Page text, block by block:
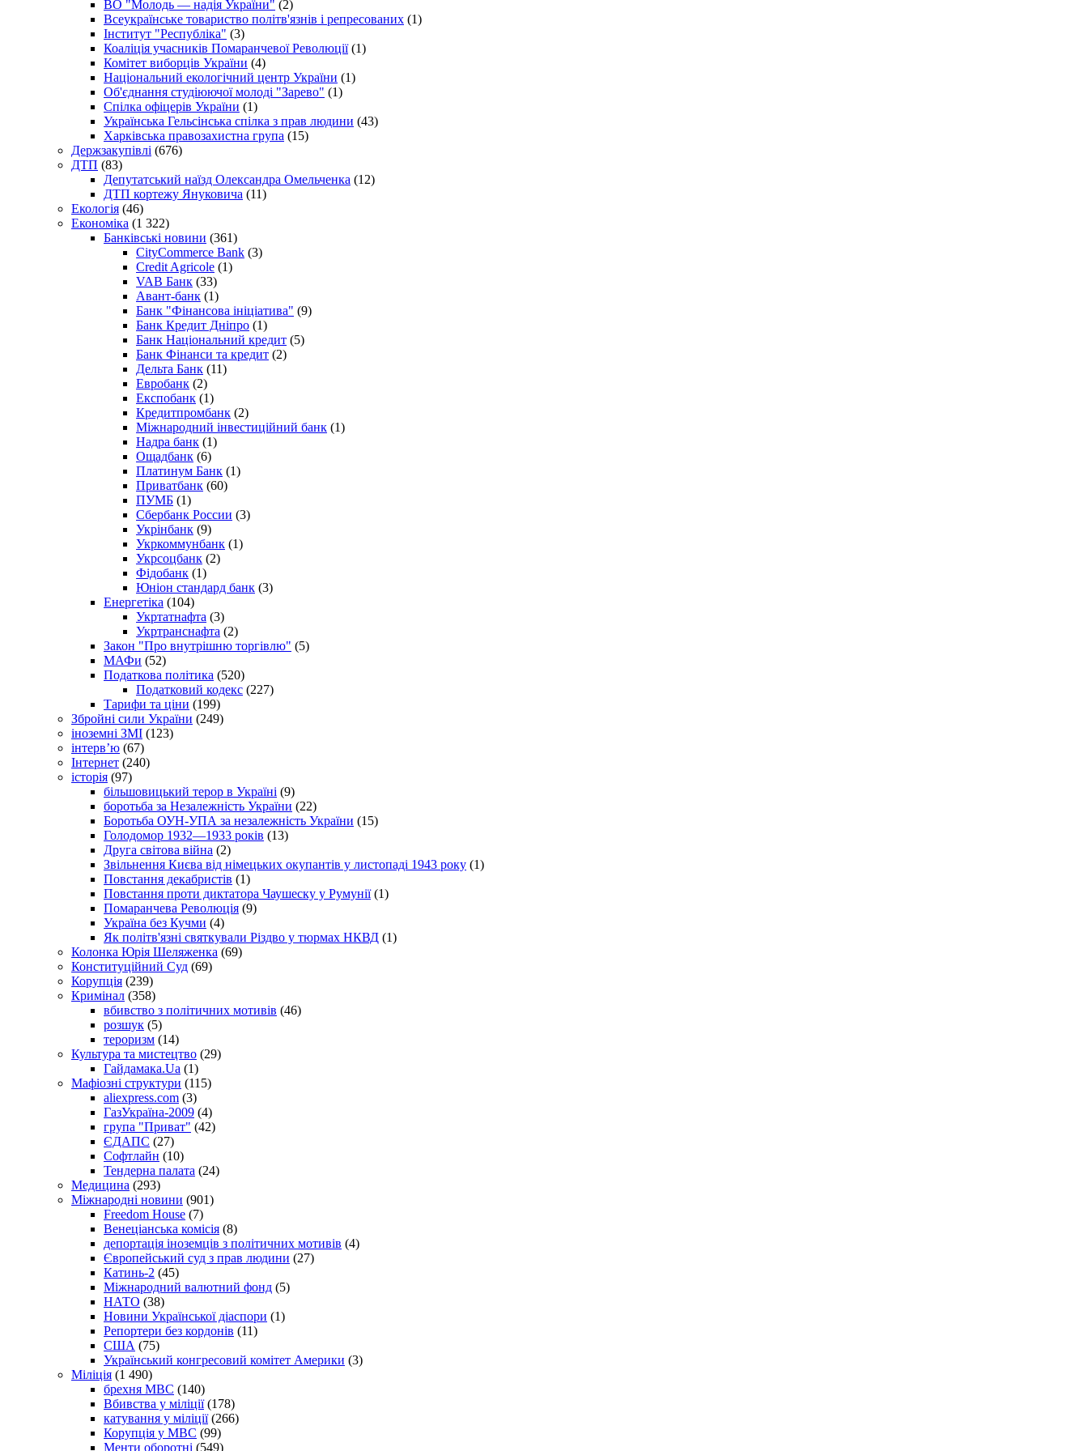
ВО "Молодь — надія України" (2)
Всеукраїнське товариство політв'язнів і репресованих (1)
Інститут "Республіка" (3)
Коаліція учасників Помаранчевої Революції(1)
Комітет виборців України (4)
Національний екологічний центр України (1)
Об'єднання студіюючої молоді "Зарево" (1)
Спілка офіцерів України (1)
Українська Гельсінська спілка з прав людини (43)
Харківська правозахистна група (15)
Держзакупівлі (676)
ДТП (83)
Депутатський наїзд Олександра Омельченка (12)
ДТП кортежу Януковича (11)
Екологія (46)
Економіка (1 322)
Банківські новини (361)
CityCommerce Bank (3)
Credit Agricole (1)
VAB Банк (33)
Авант-банк (1)
Банк "Фінансова ініціатива" (9)
Банк Кредит Дніпро (1)
Банк Національний кредит (5)
Банк Фінанси та кредит (2)
Дельта Банк (11)
Евробанк (2)
Експобанк (1)
Кредитпромбанк (2)
Міжнародний інвестиційний банк (1)
Надра банк (1)
Ощадбанк (6)
Платинум Банк (1)
Приватбанк (60)
ПУМБ (1)
Сбербанк России (3)
Укрінбанк (9)
Укркоммунбанк (1)
Укрсоцбанк (2)
Фідобанк (1)
Юніон стандард банк (3)
Енергетіка (104)
Укртатнафта (3)
Укртранснафта (2)
Закон "Про внутрішню торгівлю" (5)
МАФи (52)
Податкова політика (520)
Податковий кодекс (227)
Тарифи та ціни (199)
Збройні сили України (249)
іноземні ЗМІ (123)
інтерв’ю (67)
Інтернет (240)
історія (97)
більшовицький терор в Україні (9)
боротьба за Незалежність України (22)
Боротьба ОУН-УПА за незалежність України (15)
Голодомор 1932—1933 років (13)
Друга світова війна (2)
Звільнення Києва від німецьких окупантів у листопаді 1943 року (1)
Повстання декабристів (1)
Повстання проти диктатора Чаушеску у Румунії(1)
Помаранчева Революція (9)
Україна без Кучми (4)
Як політв'язні святкували Різдво у тюрмах НКВД (1)
Колонка Юрія Шеляженка (69)
Конституційний Суд (69)
Корупція (239)
Кримінал (358)
вбивство з політичних мотивів (46)
розшук (5)
тероризм (14)
Культура та мистецтво (29)
Гайдамака.Ua (1)
Мафіозні структури (115)
aliexpress.com (3)
ГазУкраїна-2009 (4)
група "Приват" (42)
ЄДАПС (27)
Софтлайн (10)
Тендерна палата (24)
Медицина (293)
Міжнародні новини (901)
Freedom House (7)
Венеціанська комісія (8)
депортація іноземців з політичних мотивів (4)
Європейський суд з прав людини (27)
Катинь-2 (45)
Міжнародний валютний фонд (5)
НАТО (38)
Новини Української діаспори (1)
Репортери без кордонів (11)
США (75)
Український конгресовий комітет Америки (3)
Міліція (1 490)
брехня МВС (140)
Вбивства у міліції(178)
катування у міліції(266)
Корупція у МВС (99)
Менти оборотні (549)